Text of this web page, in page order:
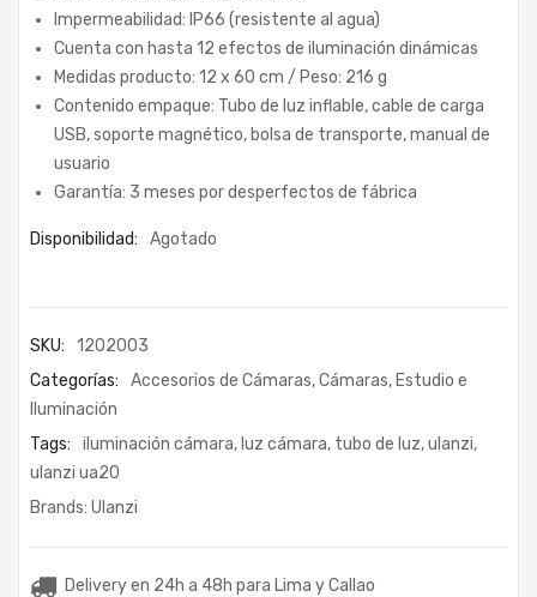
Impermeabilidad: IP66 (resistente al agua)
Cuenta con hasta 12 efectos de iluminación dinámicas
Medidas producto: 12 x 60 cm / Peso: 216 g
Contenido empaque: Tubo de luz inflable, cable de carga
USB, soporte magnético, bolsa de transporte, manual de
usuario
Garantía: 3 meses por desperfectos de fábrica
Disponibilidad: Agotado
SKU:
1202003
Categorías:
Accesorios de Cámaras,Cámaras, Estudio e
Iluminación
Tags:
iluminación cámara, luz cámara, tubo de luz,ulanzi,
ulanzi ua20
Brands: Ulanzi
Delivery en 24h a 48h para Lima y Callao